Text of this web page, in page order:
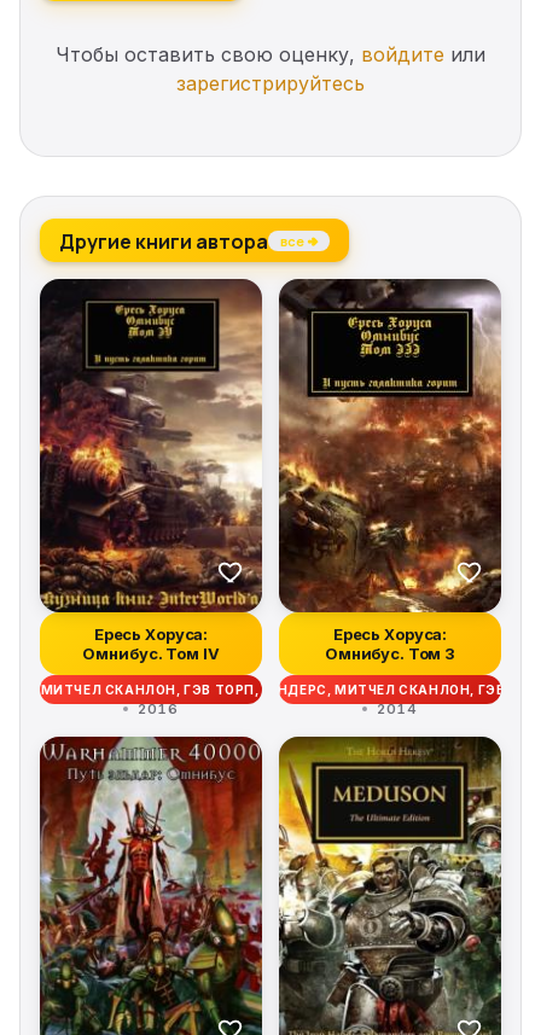
Чтобы оставить свою оценку, войдите или
зарегистрируйтесь
Другие книги автора все →
Ересь Хоруса:
Омнибус. Том IV
МИТЧЕЛ СКАНЛОН, ГЭВ ТОРП, ДЭВИД ЭННЕНДЕЙЛ, МЭТТЬЮ
2016
Ересь Хоруса:
Омнибус. Том 3
МАЙК ЛИ, КРИС РАЙТ, РОБ САНДЕРС, МИТЧЕЛ СКАНЛОН,
2014